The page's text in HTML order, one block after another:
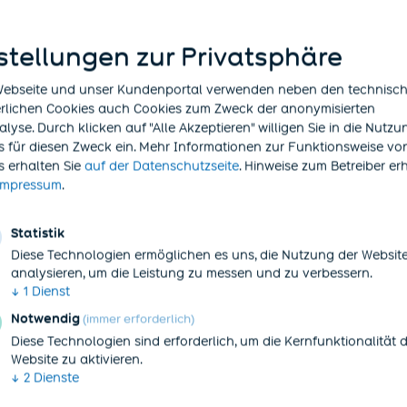
hat eine befristete Ausweitung der
für das Kalenderjahr 2020
von jährlich 6.300 Euro wird für
von 44.590 Euro ersetzt.
diejenigen für einen erneuten Einsatz in ihrem
die bei der Bekämpfung der gesellschaftlichen
unterstützen wollen. Gleichzeitig soll diese
zur Privatsphäre
und unser Kundenportal verwenden neben den technisch
Cookies auch Cookies zum Zweck der anonymisierten
Durch klicken auf "Alle Akzeptieren" willigen Sie in die
für diesen Zweck ein. Mehr Informationen zur Funktionsweise
erhalten Sie auf der Datenschutzseite(öffnet in neuem Tab)
. Hinweise zum Betreiber
(öffnet in neuem Tab)
.
Statistik
Diese Technologien ermöglichen es uns, die Nutzung der
analysieren, um die Leistung zu messen und zu verbessern.
↓ 1 Dienst
Notwendig (immer erforderlich)
Diese Technologien sind erforderlich, um die Kernfunktionalität
Website zu aktivieren.
↓ 2 Dienste